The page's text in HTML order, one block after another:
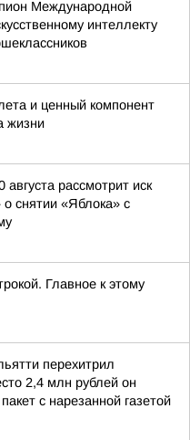
Международной
интеллекту
и ценный компонент
жизни
рассмотрит иск
снятии «Яблока» с
Главное к этому
перехитрил
2,4 млн рублей он
с нарезанной газетой